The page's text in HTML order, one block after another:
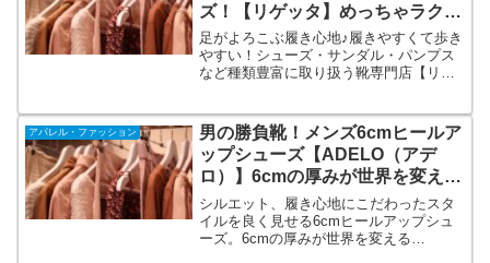
ズ！【リゲッタ】めっちゃラク！
スイスイ歩ける♪
足がよろこぶ履き心地♪履きやすくて歩き
やすい！シューズ・サンダル・パンプス
など種類豊富に取り扱う靴専門店【リゲ
ング歩行をサポートするアウトソール形
状。オシャレなだけじゃない機能性も兼
ね備えたアッパーデザイン。
アパレル・ファッション
男の勝負靴！メンズ6cmヒールア
ップシューズ【ADELO（アデ
ロ）】6cmの厚みが世界を変え
る。男のスタイルを良く見せる
靴。
シルエット、履き心地にこだわったスタ
イルを良く見せる6cmヒールアップシュ
ーズ。6cmの厚みが世界を変える